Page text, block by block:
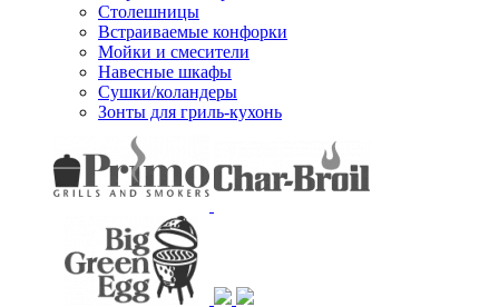
Столешницы
Встраиваемые конфорки
Мойки и смесители
Навесные шкафы
Сушки/коландеры
Зонты для гриль-кухонь